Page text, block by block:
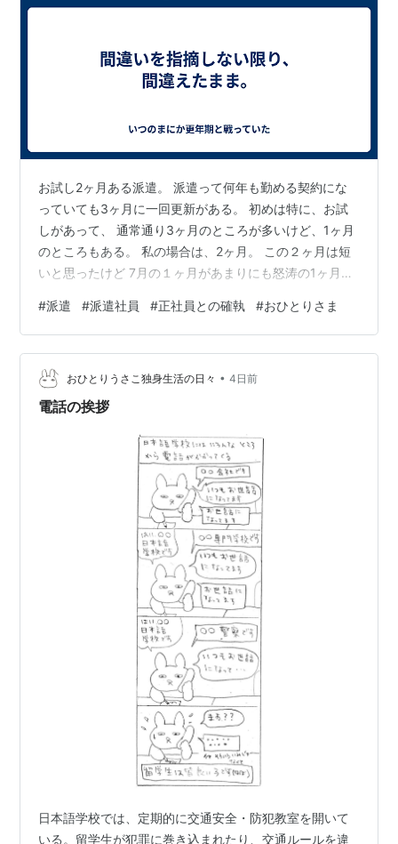
お試し2ヶ月ある派遣。 派遣って何年も勤める契約にな
っていても3ヶ月に一回更新がある。 初めは特に、お試
しがあって、 通常通り3ヶ月のところが多いけど、1ヶ月
のところもある。 私の場合は、2ヶ月。 この２ヶ月は短
いと思ったけど 7月の１ヶ月があまりにも怒涛の1ヶ月す
っぱいで更新ってことになるんだけど。 その更新の時期
で、 今までの派遣会社はちゃんと連絡があったのに、今
回の派遣会社は連絡がなく 突然やってきた。まあ、そろ
そろ来るだろうとは予想していたけれど。 突然やってき
たので、いいことしか言わなかったし、 派遣先も更新と
#派遣 #派遣社員 #正社員との確執 #おひとりさま
おひとりうさこ独身生活の日々 • 4日前
電話の挨拶
日本語学校では、定期的に交通安全・防犯教室を開いて
いる。留学生が犯罪に巻き込まれたり、交通ルールを違